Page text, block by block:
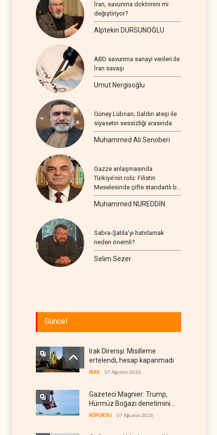
İran, savunma doktrinini mi
değiştiriyor?
Alptekin DURSUNOĞLU
ABD savunma sanayi verileri ile
İran savaşı
Umut Nergisoğlu
Güney Lübnan; Saldırı ateşi ile
siyasetin sessizliği arasında
Muhammed Ali Senoberi
Gazze anlaşmasında
Türkiye’nin rolü: Filistin
Meselesinde çifte standartlı bir
seyir
Muhammed NUREDDİN
Sabra-Şatila’yı hatırlamak
neden önemli?
Selim Sezer
Güncel
Irak Direnişi: Misilleme
ertelendi, hesap kapanmadı
IRAK 07 Ağustos 2026
Gazeteci Magnier: Trump,
Hürmüz Boğazı denetimini
doğrudan İran ve Umman'a
RÖPORTAJ 07 Ağustos 2026